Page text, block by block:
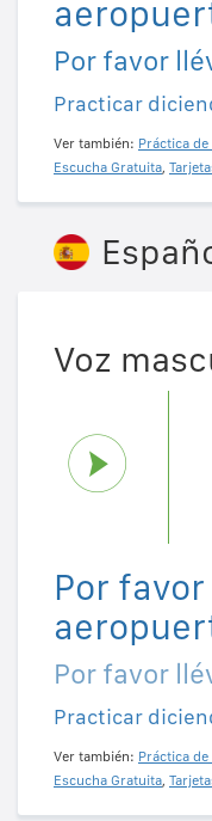
Por favor
Practicar
Ver también: Práctica
Escucha Gratuita,
Voz
Por
Por favor
Practicar
Ver también: Práctica
Escucha Gratuita,